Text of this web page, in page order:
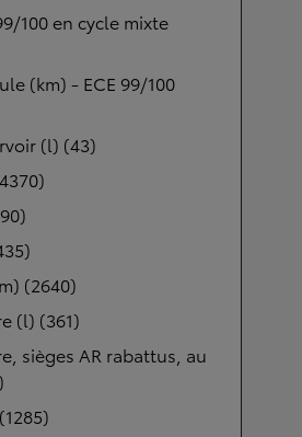
100 en cycle mixte
(km) - ECE 99/100
(l) (43)
(2640)
(l) (361)
sièges AR rabattus, au